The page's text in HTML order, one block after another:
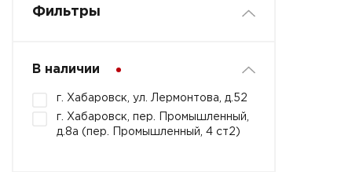
Фильтры
В наличии
г. Хабаровск, ул. Лермонтова, д.52
г. Хабаровск, пер. Промышленный,
д.8а (пер. Промышленный, 4 ст2)